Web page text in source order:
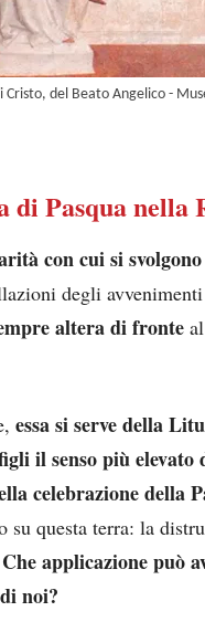
Cristo, del Beato Angelico -
di Pasqua nella
con cui si
degli
altera di fronte
essa si serve della
il senso più elevato
celebrazione della
questa terra: la
Che applicazione può
noi?